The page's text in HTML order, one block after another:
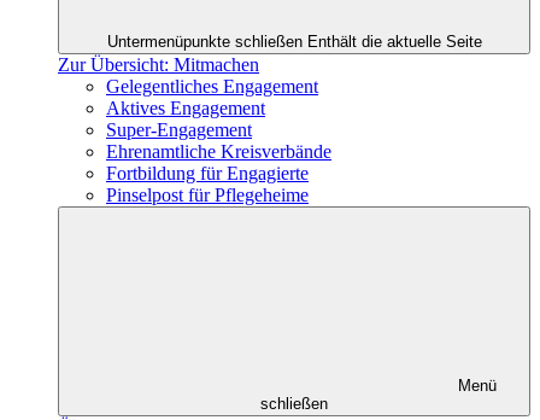
Untermenüpunkte schließen Enthält die aktuelle Seite
Zur Übersicht: Mitmachen
Gelegentliches Engagement
Aktives Engagement
Super-Engagement
Ehrenamtliche Kreisverbände
Fortbildung für Engagierte
Pinselpost für Pflegeheime
Menü
schließen